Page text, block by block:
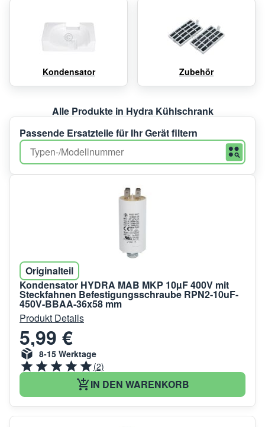
Kondensator Zubehör
Alle Produkte in Hydra Kühlschrank
Passende Ersatzteile für Ihr Gerät filtern
Originalteil
Kondensator HYDRA MAB MKP 10µF 400V mit
Steckfahnen Befestigungsschraube RPN2-10uF-
450V-BBAA-36x58 mm
Produkt Details
5,99 €
8-15 Werktage
(2)
IN DEN WARENKORB